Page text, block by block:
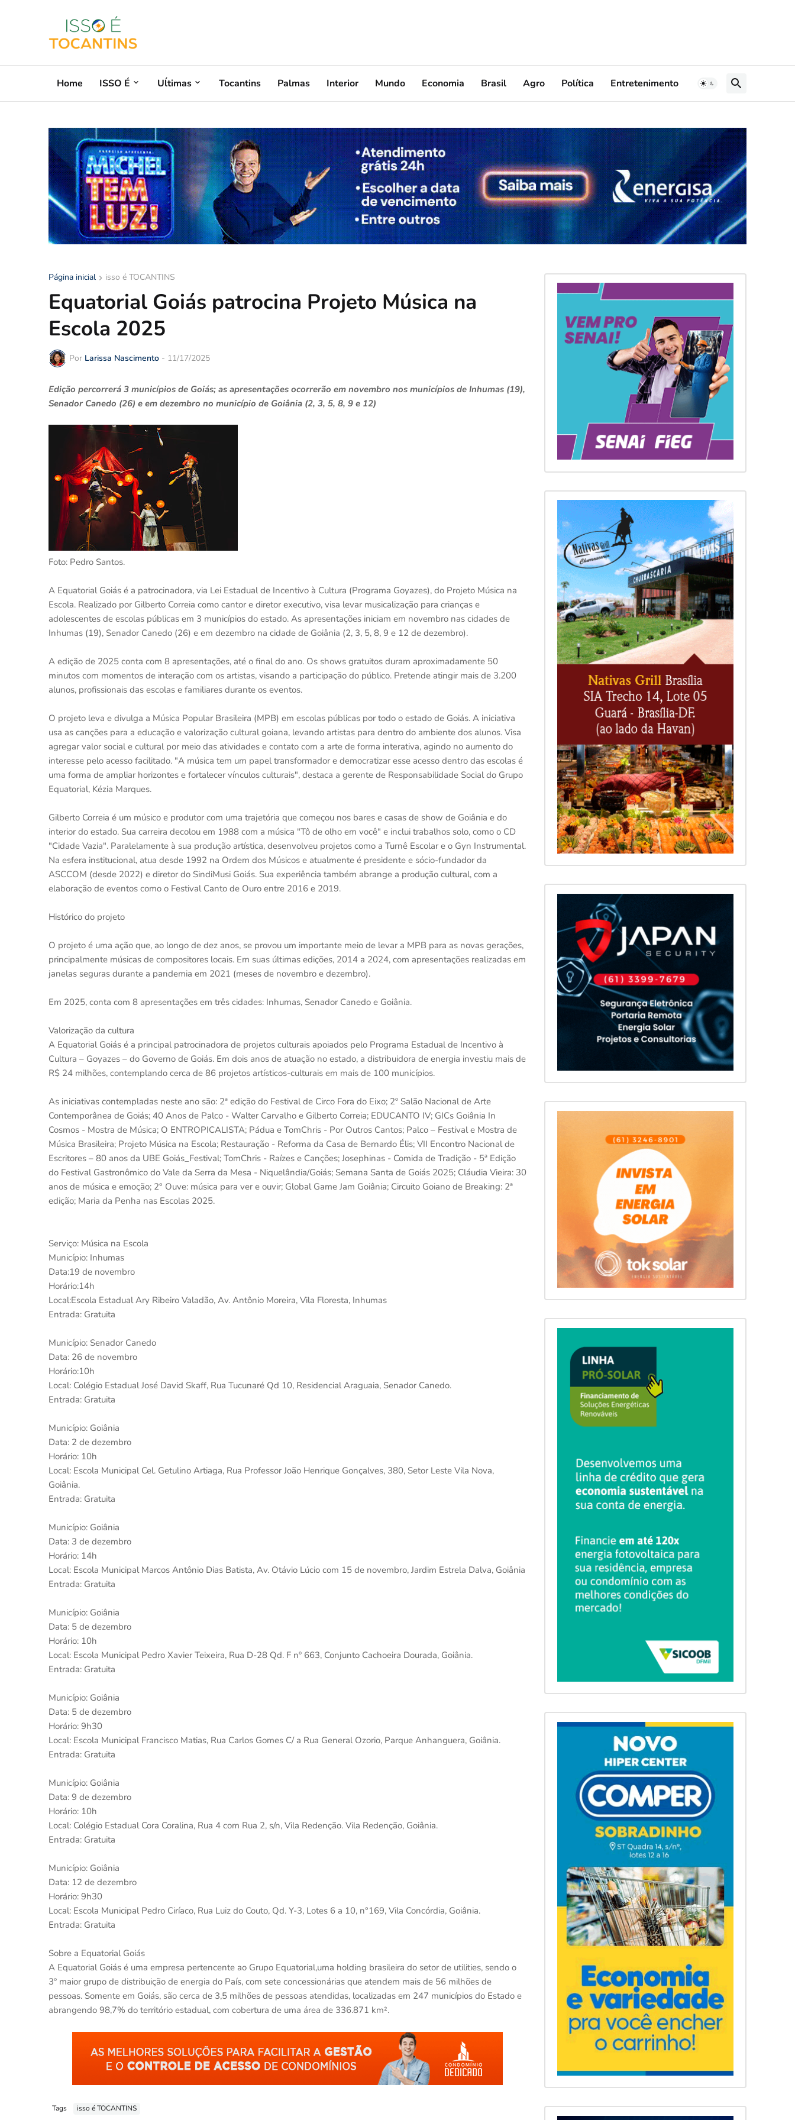
Home ISSO É Uĺtimas Tocantins Palmas Interior Mundo Economia Brasil Agro Política Entretenimento
Página inicial isso é TOCANTINS
Equatorial Goiás patrocina Projeto Música na
Escola 2025
Por Larissa Nascimento - 11/17/2025
Edição percorrerá 3 municípios de Goiás; as apresentações ocorrerão em novembro nos municípios de Inhumas (19),
Senador Canedo (26) e em dezembro no município de Goiânia (2, 3, 5, 8, 9 e 12)
Foto: Pedro Santos.
A Equatorial Goiás é a patrocinadora, via Lei Estadual de Incentivo à Cultura (Programa Goyazes), do Projeto Música na
Escola. Realizado por Gilberto Correia como cantor e diretor executivo, visa levar musicalização para crianças e
adolescentes de escolas públicas em 3 municípios do estado. As apresentações iniciam em novembro nas cidades de
Inhumas (19), Senador Canedo (26) e em dezembro na cidade de Goiânia (2, 3, 5, 8, 9 e 12 de dezembro).
A edição de 2025 conta com 8 apresentações, até o final do ano. Os shows gratuitos duram aproximadamente 50
minutos com momentos de interação com os artistas, visando a participação do público. Pretende atingir mais de 3.200
alunos, profissionais das escolas e familiares durante os eventos.
O projeto leva e divulga a Música Popular Brasileira (MPB) em escolas públicas por todo o estado de Goiás. A iniciativa
usa as canções para a educação e valorização cultural goiana, levando artistas para dentro do ambiente dos alunos. Visa
agregar valor social e cultural por meio das atividades e contato com a arte de forma interativa, agindo no aumento do
interesse pelo acesso facilitado. "A música tem um papel transformador e democratizar esse acesso dentro das escolas é
uma forma de ampliar horizontes e fortalecer vínculos culturais", destaca a gerente de Responsabilidade Social do Grupo
Equatorial, Kézia Marques.
Gilberto Correia é um músico e produtor com uma trajetória que começou nos bares e casas de show de Goiânia e do
interior do estado. Sua carreira decolou em 1988 com a música "Tô de olho em você" e inclui trabalhos solo, como o CD
"Cidade Vazia". Paralelamente à sua produção artística, desenvolveu projetos como a Turnê Escolar e o Gyn Instrumental.
Na esfera institucional, atua desde 1992 na Ordem dos Músicos e atualmente é presidente e sócio-fundador da
ASCCOM (desde 2022) e diretor do SindiMusi Goiás. Sua experiência também abrange a produção cultural, com a
elaboração de eventos como o Festival Canto de Ouro entre 2016 e 2019.
Histórico do projeto
O projeto é uma ação que, ao longo de dez anos, se provou um importante meio de levar a MPB para as novas gerações,
principalmente músicas de compositores locais. Em suas últimas edições, 2014 a 2024, com apresentações realizadas em
janelas seguras durante a pandemia em 2021 (meses de novembro e dezembro).
Em 2025, conta com 8 apresentações em três cidades: Inhumas, Senador Canedo e Goiânia.
Valorização da cultura
A Equatorial Goiás é a principal patrocinadora de projetos culturais apoiados pelo Programa Estadual de Incentivo à
Cultura – Goyazes – do Governo de Goiás. Em dois anos de atuação no estado, a distribuidora de energia investiu mais de
R$ 24 milhões, contemplando cerca de 86 projetos artísticos-culturais em mais de 100 municípios.
As iniciativas contempladas neste ano são: 2ª edição do Festival de Circo Fora do Eixo; 2º Salão Nacional de Arte
Contemporânea de Goiás; 40 Anos de Palco - Walter Carvalho e Gilberto Correia; EDUCANTO IV; GICs Goiânia In
Cosmos - Mostra de Música; O ENTROPICALISTA; Pádua e TomChris - Por Outros Cantos; Palco – Festival e Mostra de
Música Brasileira; Projeto Música na Escola; Restauração - Reforma da Casa de Bernardo Élis; VII Encontro Nacional de
Escritores – 80 anos da UBE Goiás_Festival; TomChris - Raízes e Canções; Josephinas - Comida de Tradição - 5ª Edição
do Festival Gastronômico do Vale da Serra da Mesa - Niquelândia/Goiás; Semana Santa de Goiás 2025; Cláudia Vieira: 30
anos de música e emoção; 2° Ouve: música para ver e ouvir; Global Game Jam Goiânia; Circuito Goiano de Breaking: 2ª
edição; Maria da Penha nas Escolas 2025.
Serviço: Música na Escola
Município: Inhumas
Data:19 de novembro
Horário:14h
Local:Escola Estadual Ary Ribeiro Valadão, Av. Antônio Moreira, Vila Floresta, Inhumas
Entrada: Gratuita
Município: Senador Canedo
Data: 26 de novembro
Horário:10h
Local: Colégio Estadual José David Skaff, Rua Tucunaré Qd 10, Residencial Araguaia, Senador Canedo.
Entrada: Gratuita
Município: Goiânia
Data: 2 de dezembro
Horário: 10h
Local: Escola Municipal Cel. Getulino Artiaga, Rua Professor João Henrique Gonçalves, 380, Setor Leste Vila Nova,
Goiânia.
Entrada: Gratuita
Município: Goiânia
Data: 3 de dezembro
Horário: 14h
Local: Escola Municipal Marcos Antônio Dias Batista, Av. Otávio Lúcio com 15 de novembro, Jardim Estrela Dalva, Goiânia
Entrada: Gratuita
Município: Goiânia
Data: 5 de dezembro
Horário: 10h
Local: Escola Municipal Pedro Xavier Teixeira, Rua D-28 Qd. F nº 663, Conjunto Cachoeira Dourada, Goiânia.
Entrada: Gratuita
Município: Goiânia
Data: 5 de dezembro
Horário: 9h30
Local: Escola Municipal Francisco Matias, Rua Carlos Gomes C/ a Rua General Ozorio, Parque Anhanguera, Goiânia.
Entrada: Gratuita
Município: Goiânia
Data: 9 de dezembro
Horário: 10h
Local: Colégio Estadual Cora Coralina, Rua 4 com Rua 2, s/n, Vila Redenção. Vila Redenção, Goiânia.
Entrada: Gratuita
Município: Goiânia
Data: 12 de dezembro
Horário: 9h30
Local: Escola Municipal Pedro Ciríaco, Rua Luiz do Couto, Qd. Y-3, Lotes 6 a 10, n°169, Vila Concórdia, Goiânia.
Entrada: Gratuita
Sobre a Equatorial Goiás
A Equatorial Goiás é uma empresa pertencente ao Grupo Equatorial,uma holding brasileira do setor de utilities, sendo o
3º maior grupo de distribuição de energia do País, com sete concessionárias que atendem mais de 56 milhões de
pessoas. Somente em Goiás, são cerca de 3,5 milhões de pessoas atendidas, localizadas em 247 municípios do Estado e
abrangendo 98,7% do território estadual, com cobertura de uma área de 336.871 km².
Tags isso é TOCANTINS